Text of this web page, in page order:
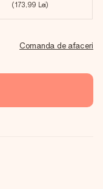
(173,99 Lei)
Comanda de afaceri